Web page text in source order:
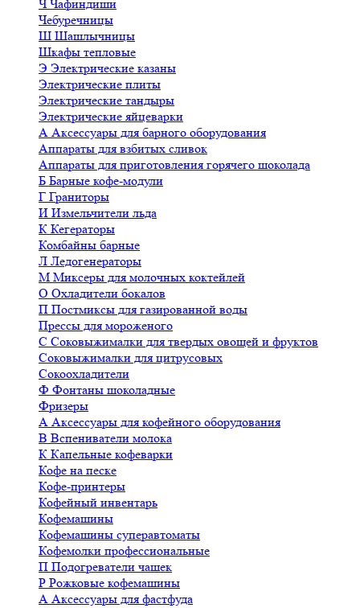
ЧЧафиндиши
Чебуречницы
Ш Шашлычницы
Шкафы тепловые
Э Электрические казаны
Электрические плиты
Электрические тандыры
Электрические яйцеварки
А Аксессуары для барного оборудования
Аппараты для взбитых сливок
Аппараты для приготовления горячего шоколада
Б Барные кофе-модули
Г Граниторы
И Измельчители льда
К Кегераторы
Комбайны барные
Л Ледогенераторы
М Миксеры для молочных коктейлей
О Охладители бокалов
П Постмиксы для газированной воды
Прессы для мороженого
С Соковыжималки для твердых овощей и фруктов
Соковыжималки для цитрусовых
Сокоохладители
Ф Фонтаны шоколадные
Фризеры
А Аксессуары для кофейного оборудования
В Вспениватели молока
К Капельные кофеварки
Кофе на песке
Кофе-принтеры
Кофейный инвентарь
Кофемашины
Кофемашины суперавтоматы
Кофемолки профессиональные
П Подогреватели чашек
Р Рожковые кофемашины
А Аксессуары для фастфуда